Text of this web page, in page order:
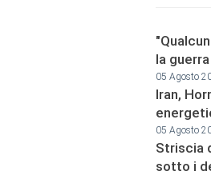
la
05 Agosto
Iran,
05 Agosto
Striscia
sotto i